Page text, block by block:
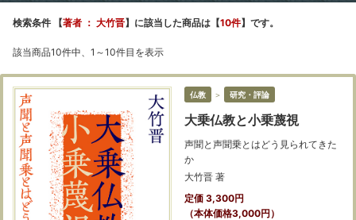
検索条件 【著者 ： 大竹晋】に該当した商品は【10件】です。
該当商品10件中、1～10件目を表示
仏教 ＞ 研究・評論
大乗仏教と小乗蔑視
声聞と声聞乗とはどう見られてきた
か
大竹晋 著
定価 3,300円
（本体価格3,000円）